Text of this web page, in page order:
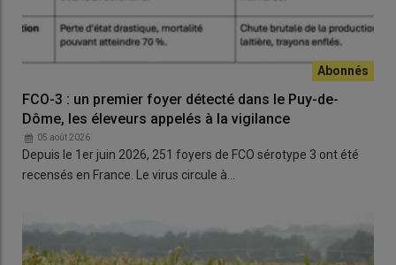
FCO-3 : un premier foyer détecté dans le Puy-de-
Dôme, les éleveurs appelés à la vigilance
05 août 2026
Depuis le 1er juin 2026, 251 foyers de FCO sérotype 3 ont été
recensés en France. Le virus circule à…